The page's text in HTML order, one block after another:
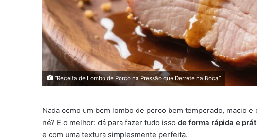
“Receita de Lombo de Porco na Pressão que Derrete na Boca”
Nada como um bom lombo de porco bem temperado, macio
né? E o melhor: dá para fazer tudo isso de forma rápida e
e com uma textura simplesmente perfeita.